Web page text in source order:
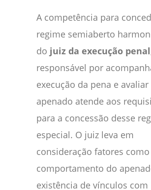
A competência para
regime semiaberto
do juiz da execução penal
responsável por
execução da pena e avaliar
apenado atende aos
para a concessão desse
especial. O juiz leva em
consideração fatores
comportamento do
existência de vínculos com